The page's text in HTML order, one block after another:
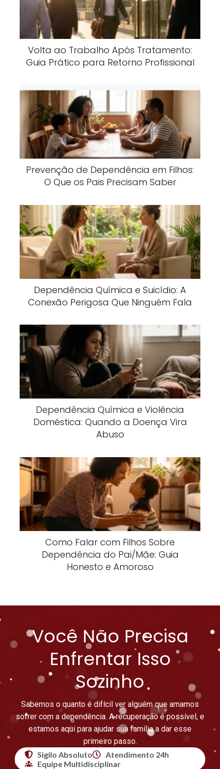
Volta ao Trabalho Após Tratamento:
Guia Prático para Retorno Profissional
Prevenção de Dependência em Filhos:
O Que os Pais Precisam Saber
Dependência Química e Suicídio: A
Conexão Perigosa Que Ninguém Fala
Dependência Química e Violência
Doméstica: Quando a Doença Vira
Abuso
Como Falar com Filhos Sobre
Dependência do Pai/Mãe: Guia
Honesto e Amoroso
Você Não Precisa
Enfrentar Isso
Sozinho
Sabemos o quanto é difícil ver alguém que amamos
sofrer com a dependência. A recuperação é possível, e
estamos aqui para ajudar sua família a dar esse
primeiro passo.
Sigilo Absoluto
Atendimento 24h
Equipe Multidisciplinar